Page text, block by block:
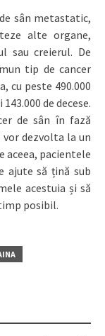
sân metastatic,
alte organe,
sau creierul. De
tip de cancer
cu peste 490.000
de decese.
de sân în fază
dezvolta la un
aceea, pacientele
ajute să țină sub
acestuia și să
posibil.